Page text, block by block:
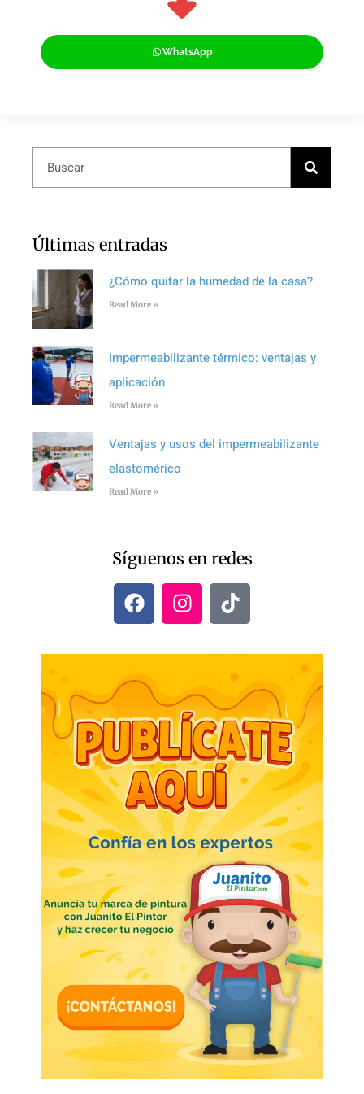
WhatsApp
Últimas entradas
¿Cómo quitar la humedad de la casa?
Read More »
Impermeabilizante térmico: ventajas y
aplicación
Read More »
Ventajas y usos del impermeabilizante
elastomérico
Read More »
Síguenos en redes